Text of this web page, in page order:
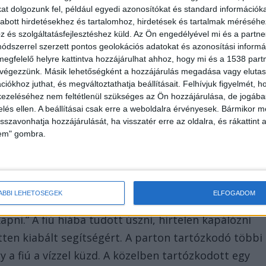
dolgozunk fel, például egyedi azonosítókat és standard
hirdetésekhez és tartalomhoz, hirdetések és tartalmak
és szolgáltatásfejlesztéshez küld. Az Ön engedélyével mi és a
szerzett pontos geolokációs adatokat és azonosítási
helyre kattintva hozzájárulhat ahhoz, hogy mi és a 1538
Másik lehetőségként a hozzájárulás megadása vagy
juthat, és megváltoztathatja beállításait. Felhívjuk figyelmét,
nem feltétlenül szükséges az Ön hozzájárulása, de
ellen. A beállításai csak erre a weboldalra érvényesek. Bármikor
hozzájárulását, ha visszatér erre az oldalra, és rákattint
gombra.
LEHETŐSÉGEK ELFOGADOM
alakultak, a terület azonban nagyon
egyetlen óvatlan pillanatban hirtelen,
szemben magukat. A helyszínt azonban a
a fiatalokért
amikor a 16 éves Ottó megpróbált átúszni a vízen
részletességgel idézte fel a végzetes
vízen, utána már csak egy olyan öt percet úszott,
A fiú hiába tudott úszni, hirtelen kapálózni
kiabált segítségért. A parton tartózkodó többi
a fiú a vízzel küzd. A közelben tartózkodott egy